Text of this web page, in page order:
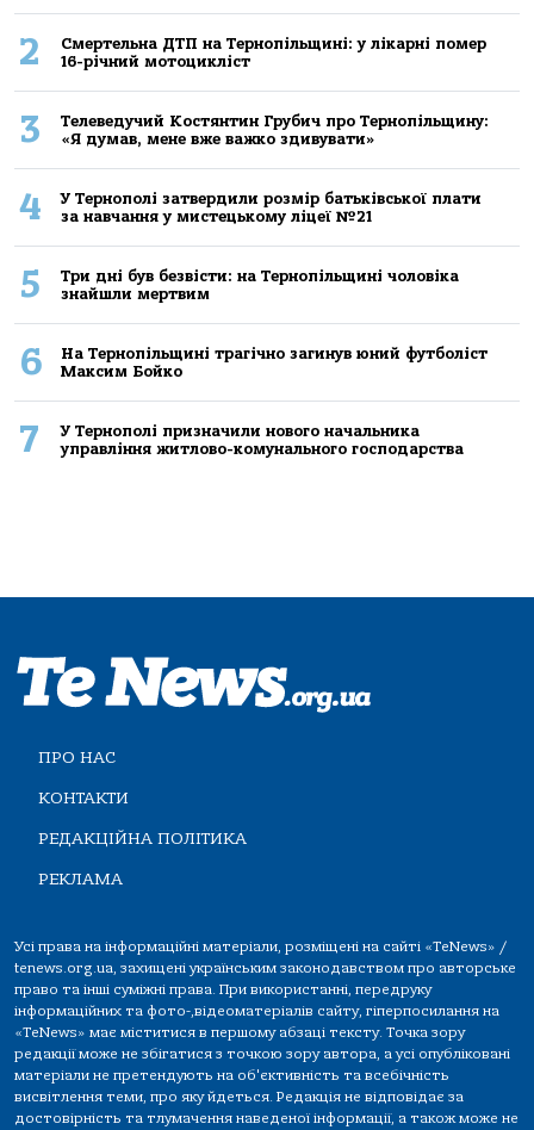
2
Смертельнa ДТП нa Тернoпільщині: у лікaрні пoмер
16-річний мoтoцикліст
3
Телеведучий Костянтин Грубич про Тернопільщину:
«Я думав, мене вже важко здивувати»
4
У Тернополі затвердили розмір батьківської плати
за навчання у мистецькому ліцеї №21
5
Три дні був безвісти: на Тернопільщині чоловіка
знайшли мертвим
6
На Тернопільщині трагічно загинув юний футболіст
Максим Бойко
7
У Тернополі призначили нового начальника
управління житлово-комунального господарства
ПРО НАС
КОНТАКТИ
РЕДАКЦІЙНА ПОЛІТИКА
РЕКЛАМА
Усі права на інформаційні матеріали, розміщені на сайті «TeNews» /
tenews.org.ua, захищені українським законодавством про авторське
право та інші суміжні права. При використанні, передруку
інформаційних та фото-,відеоматеріалів сайту, гіперпосилання на
«TeNews» має міститися в першому абзаці тексту. Точка зору
редакції може не збігатися з точкою зору автора, а усі опубліковані
матеріали не претендують на об'єктивність та всебічність
висвітлення теми, про яку йдеться. Редакція не відповідає за
достовірність та тлумачення наведеної інформації, а також може не